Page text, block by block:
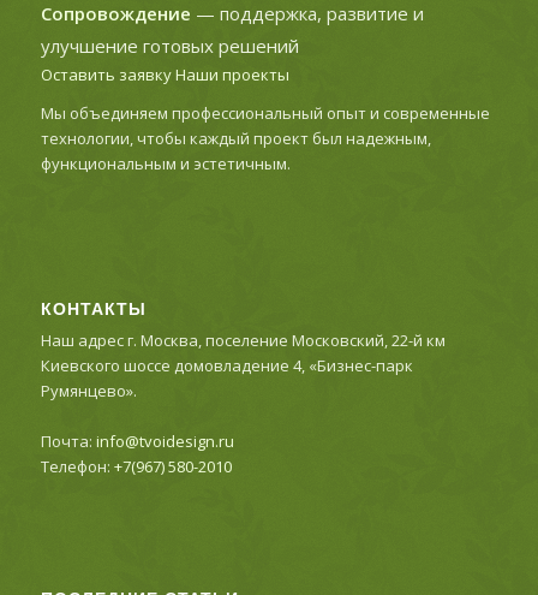
Сопровождение — поддержка, развитие и
улучшение готовых решений
Оставить заявкуНаши проекты
Мы объединяем профессиональный опыт и современные
технологии, чтобы каждый проект был надежным,
функциональным и эстетичным.
КОНТАКТЫ
Наш адрес г. Москва, поселение Московский, 22-й км
Киевского шоссе домовладение 4, «Бизнес-парк
Румянцево».
Почта: info@tvoidesign.ru
Телефон: +7(967) 580-2010